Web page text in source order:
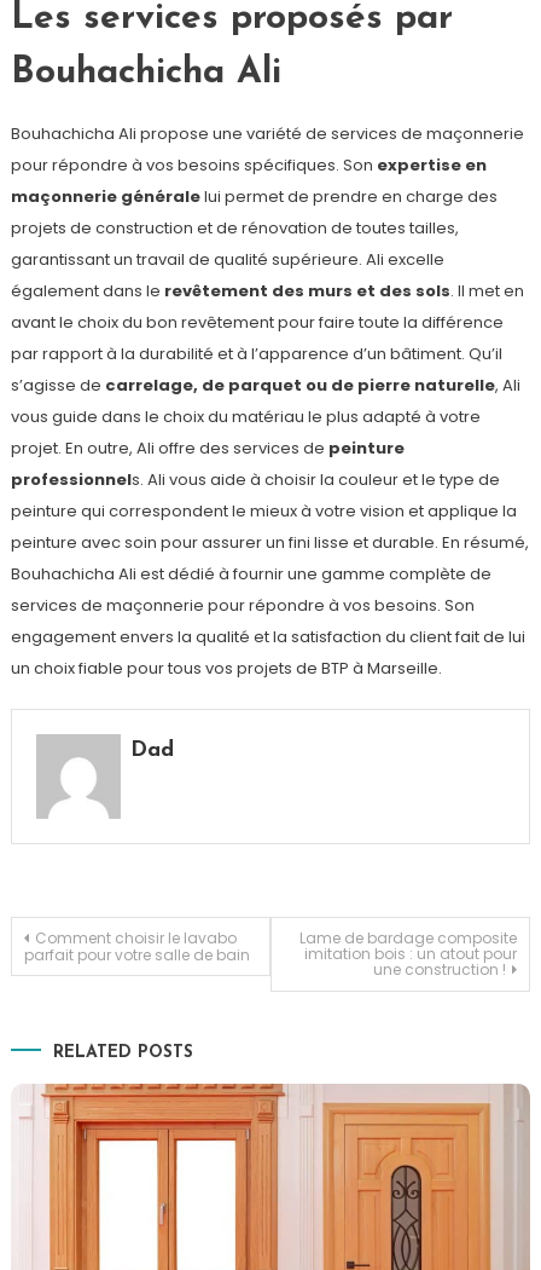
Les services proposés par
Bouhachicha Ali
Bouhachicha Ali propose une variété de services de maçonnerie
pour répondre à vos besoins spécifiques. Son expertise en
maçonnerie généralelui permet de prendre en charge des
projets de construction et de rénovation de toutes tailles,
garantissant un travail de qualité supérieure. Ali excelle
également dans le revêtement des murs et des sols. Il met en
avant le choix du bon revêtement pour faire toute la différence
par rapport à la durabilité et à l’apparence d’un bâtiment. Qu’il
s’agisse de carrelage, de parquet ou de pierre naturelle, Ali
vous guide dans le choix du matériau le plus adapté à votre
projet. En outre, Ali offre des services de peinture
professionnels. Ali vous aide à choisir la couleur et le type de
peinture qui correspondent le mieux à votre vision et applique la
peinture avec soin pour assurer un fini lisse et durable. En résumé,
Bouhachicha Ali est dédié à fournir une gamme complète de
services de maçonnerie pour répondre à vos besoins. Son
engagement envers la qualité et la satisfaction du client fait de lui
un choix fiable pour tous vos projets de BTP à Marseille.
Dad
Navigation
l’article
Comment choisir le lavabo
parfait pour votre salle de bain
Lame de bardage composite
imitation bois : un atout pour
une construction !
RELATED POSTS